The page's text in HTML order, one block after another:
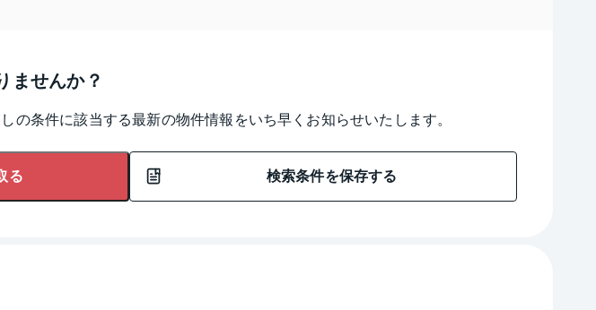
ませんか？
の条件に該当する最新の物件情報をいち早くお知らせいたします。
る 検索条件を保存する